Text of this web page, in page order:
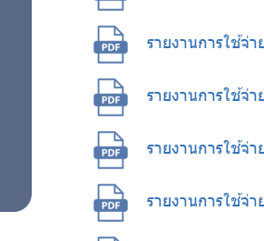
รายงานการใช้จ่
รายงานการใช้จ่
รายงานการใช้จ่
รายงานการใช้จ่